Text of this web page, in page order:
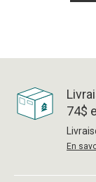
74$
En